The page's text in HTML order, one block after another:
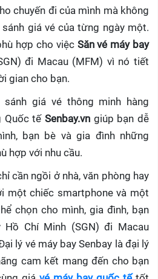
chuyến đi của mình mà không
giá vé của từng ngày một.
hợp cho việc Săn vé máy bay
đi Macau (MFM) vì nó tiết
gian cho bạn.
giá vé thông minh hàng
Quốc tế Senbay.vn giúp bạn dễ
bạn bè và gia đình những
hợp với nhu cầu.
cần ngồi ở nhà, văn phòng hay
một chiếc smartphone và một
chọn cho mình, gia đình, bạn
Hồ Chí Minh (SGN) đi Macau
lý vé máy bay Senbay là đại lý
cam kết mang đến cho bạn